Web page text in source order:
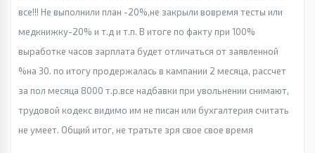
все!!! Не выполнили план -20%,не закрыли вовремя тесты или
медкнижку-20% и т.д и т.п. В итоге по факту при 100%
выработке часов зарплата будет отличаться от заявленной
%на 30. по итогу продержалась в кампании 2 месяца, рассчет
за пол месяца 8000 т.р.все надбавки при увольнении снимают,
трудовой кодекс видимо им не писан или бухгалтерия считать
не умеет. Общий итог, не тратьте зря свое свое время